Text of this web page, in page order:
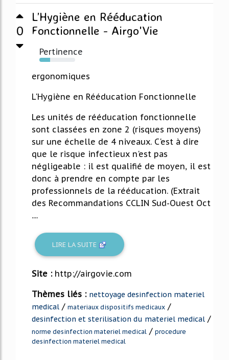
0
L’Hygiène en Rééducation
Fonctionnelle - Airgo'Vie
Pertinence
30%
ergonomiques
L'Hygiène en Rééducation Fonctionnelle
Les unités de rééducation fonctionnelle
sont classées en zone 2 (risques moyens)
sur une échelle de 4 niveaux. C'est à dire
que le risque infectieux n'est pas
négligeable : il est qualifié de moyen, il est
donc à prendre en compte par les
professionnels de la rééducation. (Extrait
des Recommandations CCLIN Sud-Ouest Oct
....
LIRE LA SUITE
Site : http://airgovie.com
Thèmes liés : nettoyage desinfection materiel
medical / materiaux dispositifs medicaux /
desinfection et sterilisation du materiel medical /
norme desinfection materiel medical / procedure
desinfection materiel medical